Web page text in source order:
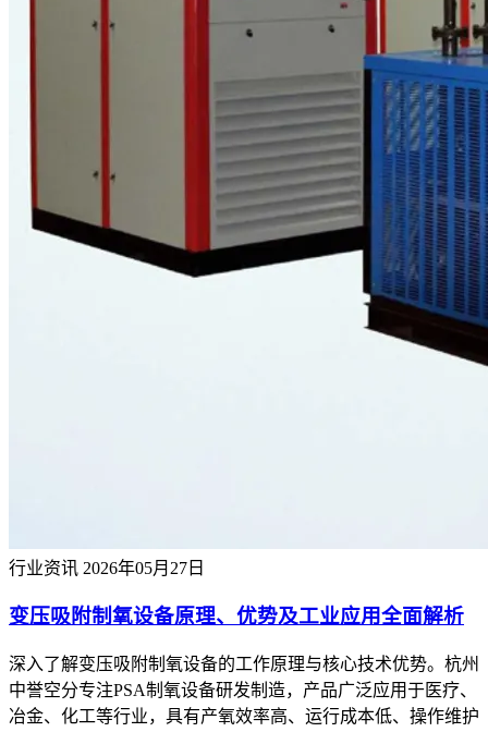
行业资讯 2026年05月27日
变压吸附制氧设备原理、优势及工业应用全面解析
深入了解变压吸附制氧设备的工作原理与核心技术优势。杭州
中誉空分专注PSA制氧设备研发制造，产品广泛应用于医疗、
冶金、化工等行业，具有产氧效率高、运行成本低、操作维护